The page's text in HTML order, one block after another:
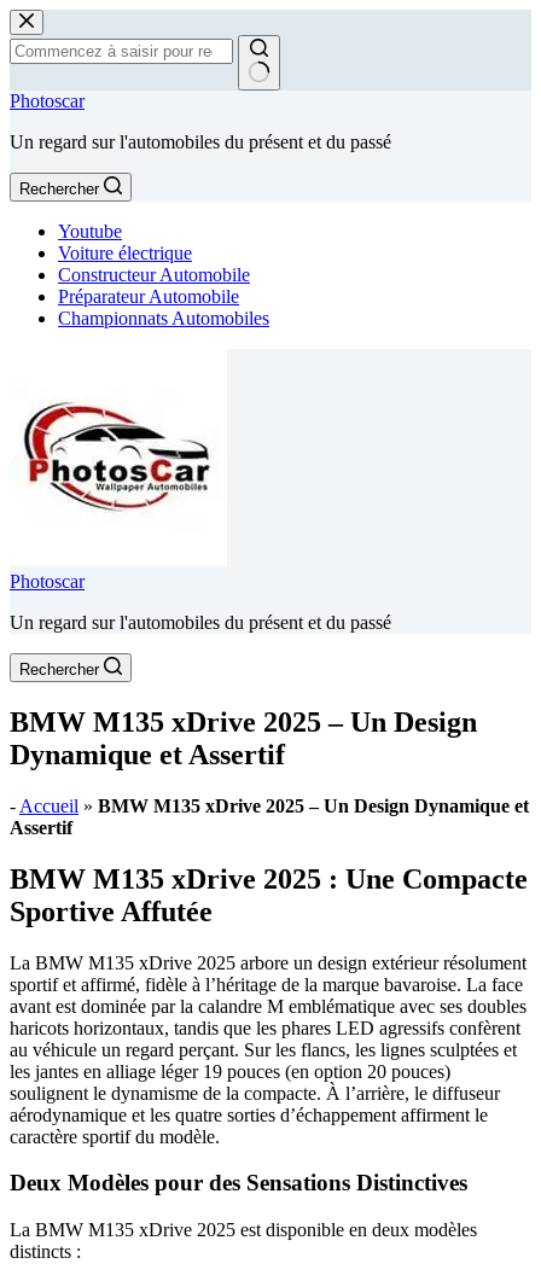
Passer
au
contenu
Aucun
Photoscar
Un regard sur l'automobiles du présent et du passé
Rechercher
Youtube
Voiture électrique
Constructeur Automobile
Préparateur Automobile
Championnats Automobiles
Photoscar
Un regard sur l'automobiles du présent et du passé
Rechercher
BMW M135 xDrive 2025 – Un Design
Dynamique et Assertif
- Accueil » BMW M135 xDrive 2025 – Un Design Dynamique et
Assertif
BMW M135 xDrive 2025 : Une Compacte
Sportive Affutée
La BMW M135 xDrive 2025 arbore un design extérieur résolument
sportif et affirmé, fidèle à l’héritage de la marque bavaroise. La face
avant est dominée par la calandre M emblématique avec ses doubles
haricots horizontaux, tandis que les phares LED agressifs confèrent
au véhicule un regard perçant. Sur les flancs, les lignes sculptées et
les jantes en alliage léger 19 pouces (en option 20 pouces)
soulignent le dynamisme de la compacte. À l’arrière, le diffuseur
aérodynamique et les quatre sorties d’échappement affirment le
caractère sportif du modèle.
Deux Modèles pour des Sensations Distinctives
La BMW M135 xDrive 2025 est disponible en deux modèles
distincts :